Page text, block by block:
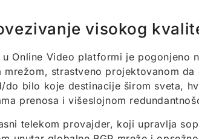
visokog
Online Video platformi je pogonjeno
mrežom, strastveno projektovanom
do bilo koje destinacije širom sveta,
prenosa i višeslojnom
telekom provajder, koji upravlja